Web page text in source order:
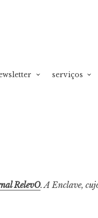
serviços
RelevO. A Enclave,